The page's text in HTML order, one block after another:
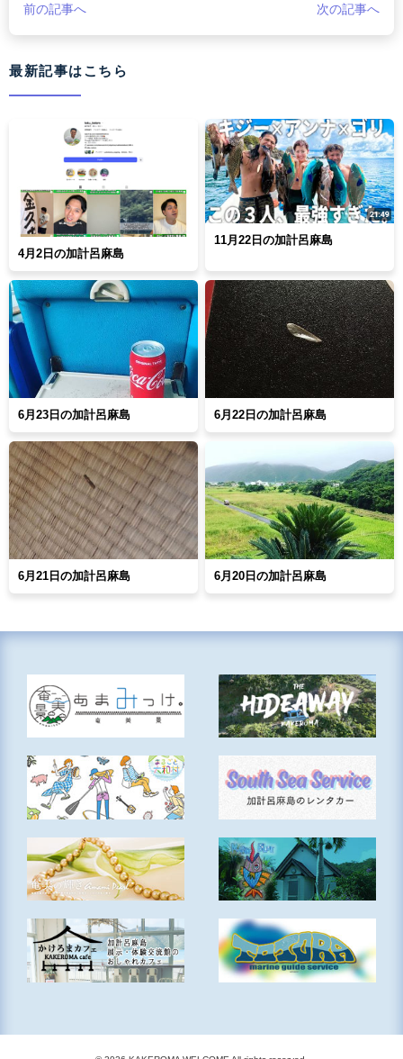
前の記事へ 次の記事へ
最新記事はこちら
4月2日の加計呂麻島
11月22日の加計呂麻島
6月23日の加計呂麻島 6月22日の加計呂麻島
6月21日の加計呂麻島 6月20日の加計呂麻島